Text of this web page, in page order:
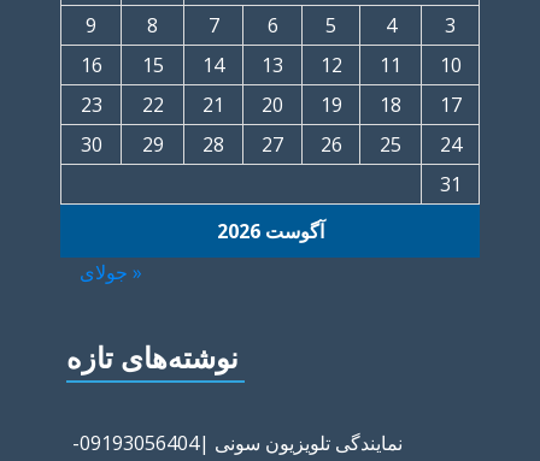
آگوست 2026
3
4
5
6
7
8
9
10
11
12
13
14
15
16
17
18
19
20
21
22
23
24
25
26
27
28
29
30
31
« جولای
نوشته‌های تازه
نمایندگی تلویزیون سونی |09193056404-